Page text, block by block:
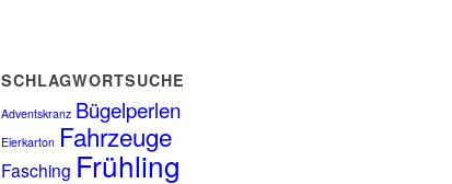
SCHLAGWORTSUCHE
Adventskranz Bügelperlen
Eierkarton Fahrzeuge
Fasching Frühling